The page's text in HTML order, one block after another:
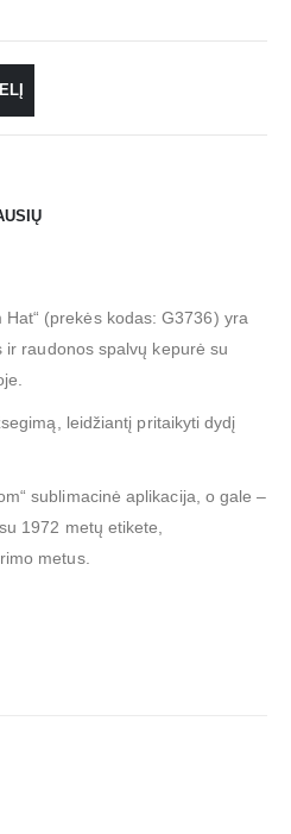
Hat“ (prekės kodas: G3736) yra
raudonos spalvų kepurė su
leidžiantį pritaikyti dydį
sublimacinė aplikacija, o gale –
1972 metų etikete,
metus.